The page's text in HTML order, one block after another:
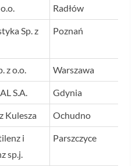
Radłów
Sp. z
Poznań
z o.o. Warszawa
S.A. Gdynia
Kulesza Ochudno
i
sp.j.
Parszczyce